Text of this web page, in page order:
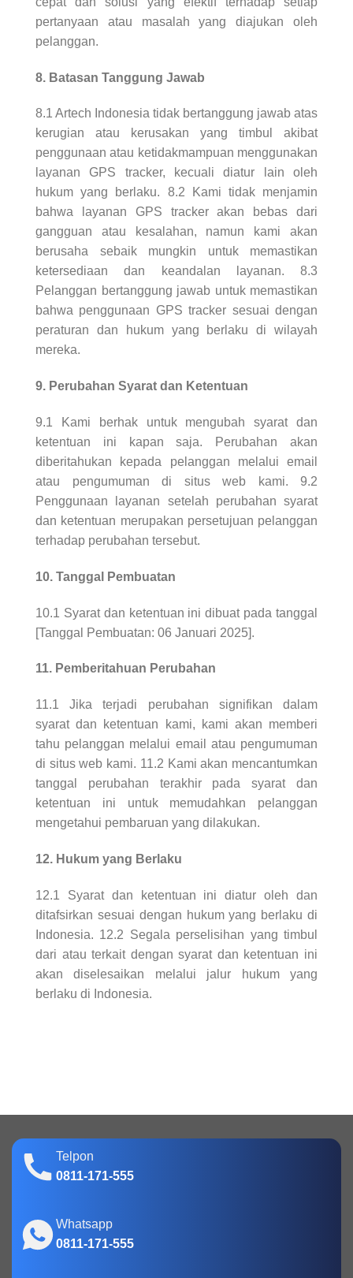
pertanyaan atau masalah yang diajukan oleh
pelanggan.
8. Batasan Tanggung Jawab
8.1 Artech Indonesia tidak bertanggung jawab atas
kerugian atau kerusakan yang timbul akibat
penggunaan atau ketidakmampuan menggunakan
layanan GPS tracker, kecuali diatur lain oleh
hukum yang berlaku. 8.2 Kami tidak menjamin
bahwa layanan GPS tracker akan bebas dari
gangguan atau kesalahan, namun kami akan
berusaha sebaik mungkin untuk memastikan
ketersediaan dan keandalan layanan. 8.3
Pelanggan bertanggung jawab untuk memastikan
bahwa penggunaan GPS tracker sesuai dengan
peraturan dan hukum yang berlaku di wilayah
mereka.
9. Perubahan Syarat dan Ketentuan
9.1 Kami berhak untuk mengubah syarat dan
ketentuan ini kapan saja. Perubahan akan
diberitahukan kepada pelanggan melalui email
atau pengumuman di situs web kami. 9.2
Penggunaan layanan setelah perubahan syarat
dan ketentuan merupakan persetujuan pelanggan
terhadap perubahan tersebut.
10. Tanggal Pembuatan
10.1 Syarat dan ketentuan ini dibuat pada tanggal
[Tanggal Pembuatan: 06 Januari 2025].
11. Pemberitahuan Perubahan
11.1 Jika terjadi perubahan signifikan dalam
syarat dan ketentuan kami, kami akan memberi
tahu pelanggan melalui email atau pengumuman
di situs web kami. 11.2 Kami akan mencantumkan
tanggal perubahan terakhir pada syarat dan
ketentuan ini untuk memudahkan pelanggan
mengetahui pembaruan yang dilakukan.
12. Hukum yang Berlaku
12.1 Syarat dan ketentuan ini diatur oleh dan
ditafsirkan sesuai dengan hukum yang berlaku di
Indonesia. 12.2 Segala perselisihan yang timbul
dari atau terkait dengan syarat dan ketentuan ini
akan diselesaikan melalui jalur hukum yang
berlaku di Indonesia.
Telpon
0811-171-555
Whatsapp
0811-171-555